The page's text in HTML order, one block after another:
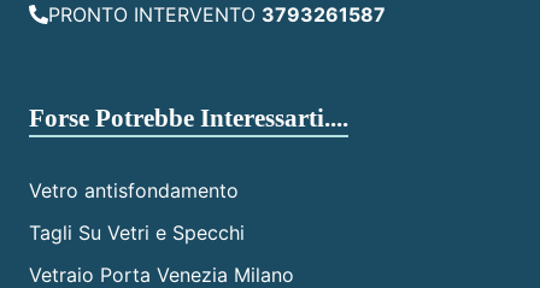
PRONTO INTERVENTO 3793261587
Forse Potrebbe Interessarti....
Vetro antisfondamento
Tagli Su Vetri e Specchi
Vetraio Porta Venezia Milano